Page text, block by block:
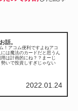
話。
！アコム便利ですよねアコ
は魔法のカードだと思うん
は計画的にね？？まーじ
いで投資しすぎじゃない
2022.01.24